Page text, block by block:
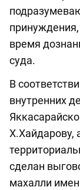
время
суда.
В
внутренних
Х.Хайдарову,
сделан
махалли